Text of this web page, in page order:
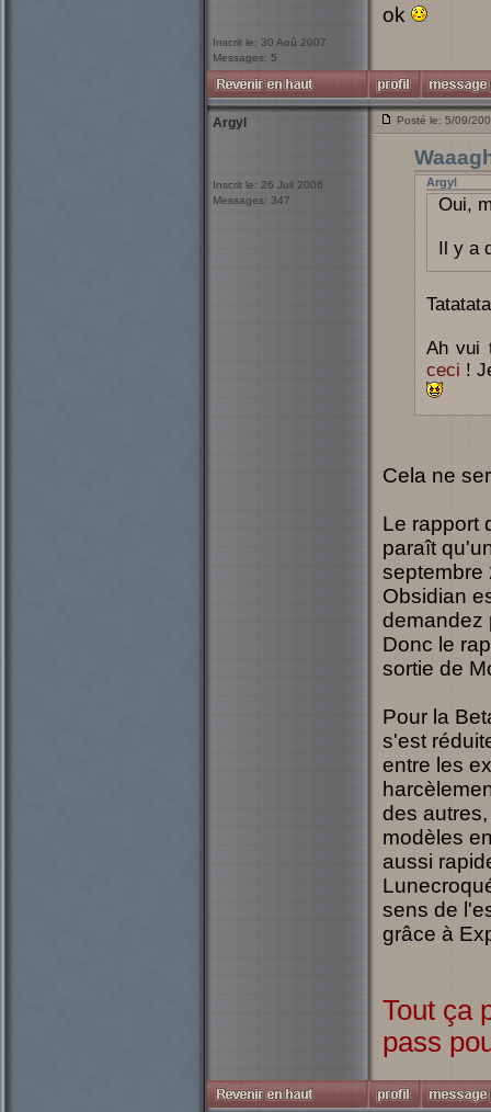
Inscrit le: 30 Aoû 2007
Messages: 5
ok
Argyl
Inscrit le: 26 Juil 2006
Messages: 347
Posté le: 5/09/
Argyl
Oui,
Il y a
Ah vui
ceci !
Cela ne
Le rapport
paraît
septembre
Obsidian
demandez
Donc le
sortie de
Pour la
s'est
entre les
des
modèles
aussi
sens de
grâce à
Tout ça
pass